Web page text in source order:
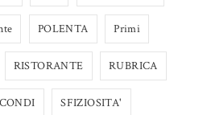
POLENTA Primi
RISTORANTE RUBRICA
SFIZIOSITA'